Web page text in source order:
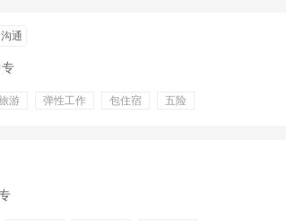
通
游 弹性工作 包住宿
五险